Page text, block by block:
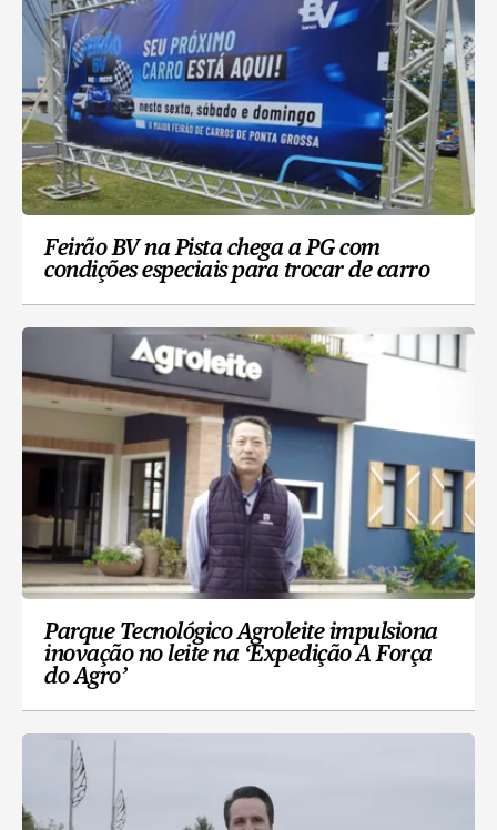
Feirão BV na Pista chega a PG com
condições especiais para trocar de carro
Parque Tecnológico Agroleite impulsiona
inovação no leite na ‘Expedição A Força
do Agro’